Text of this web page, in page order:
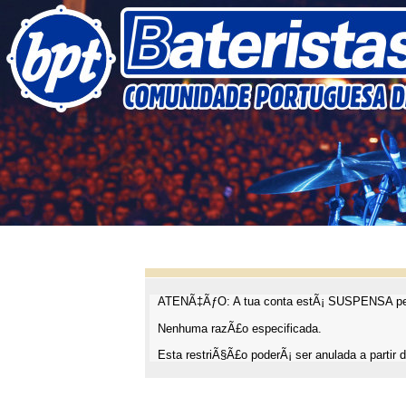
ATENÃ‡ÃƒO: A tua conta estÃ¡ SUSPENSA
Nenhuma razÃ£o especificada.
Esta restriÃ§Ã£o poderÃ¡ ser anulada a partir